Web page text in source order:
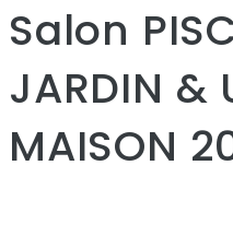
Salon
JARDIN &
MAISON